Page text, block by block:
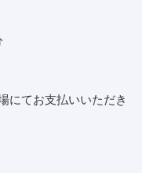
にてお支払いいただき